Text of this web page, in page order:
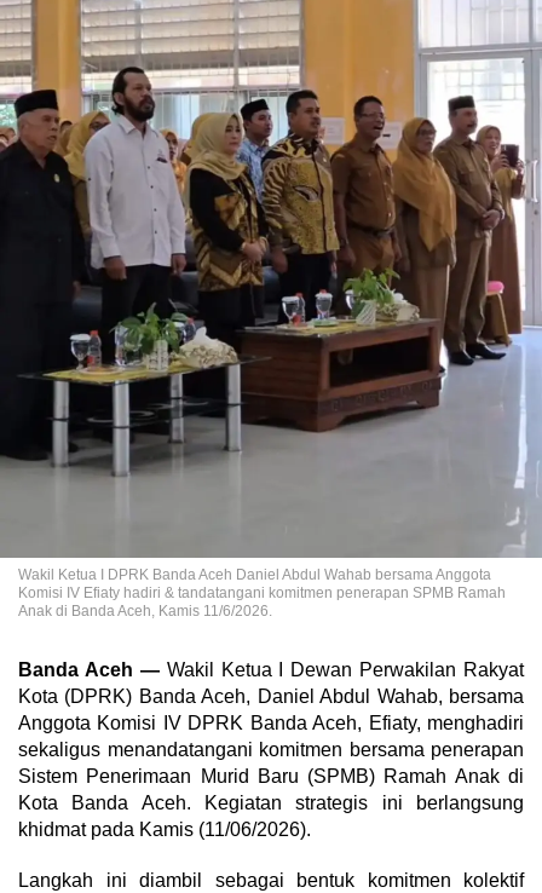
Wakil Ketua I DPRK Banda Aceh Daniel Abdul Wahab bersama Anggota
Komisi IV Efiaty hadiri & tandatangani komitmen penerapan SPMB Ramah
Anak di Banda Aceh, Kamis 11/6/2026.
Banda Aceh —Wakil Ketua I Dewan Perwakilan Rakyat
Kota (DPRK) Banda Aceh, Daniel Abdul Wahab, bersama
Anggota Komisi IV DPRK Banda Aceh, Efiaty, menghadiri
sekaligus menandatangani komitmen bersama penerapan
Sistem Penerimaan Murid Baru (SPMB) Ramah Anak di
Kota Banda Aceh. Kegiatan strategis ini berlangsung
khidmat pada Kamis (11/06/2026).
Langkah ini diambil sebagai bentuk komitmen kolektif